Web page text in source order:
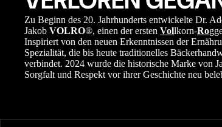
Zu Beginn des 20. Jahrhunderts entwickelte Dr.
Jakob VOLRO®, einen der ersten Vollkorn-Ro
Inspiriert von den neuen Erkenntnissen der
Spezialität, die bis heute traditionelles
verbindet. 2024 wurde die historische Marke von
Sorgfalt und Respekt vor ihrer Geschichte neu